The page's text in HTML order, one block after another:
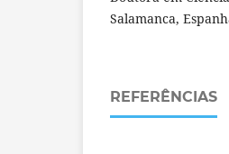
Salamanca,
REFERÊNCIAS